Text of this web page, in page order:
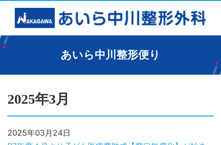
あいら中川整形便り
2025年3月
2025年03月24日